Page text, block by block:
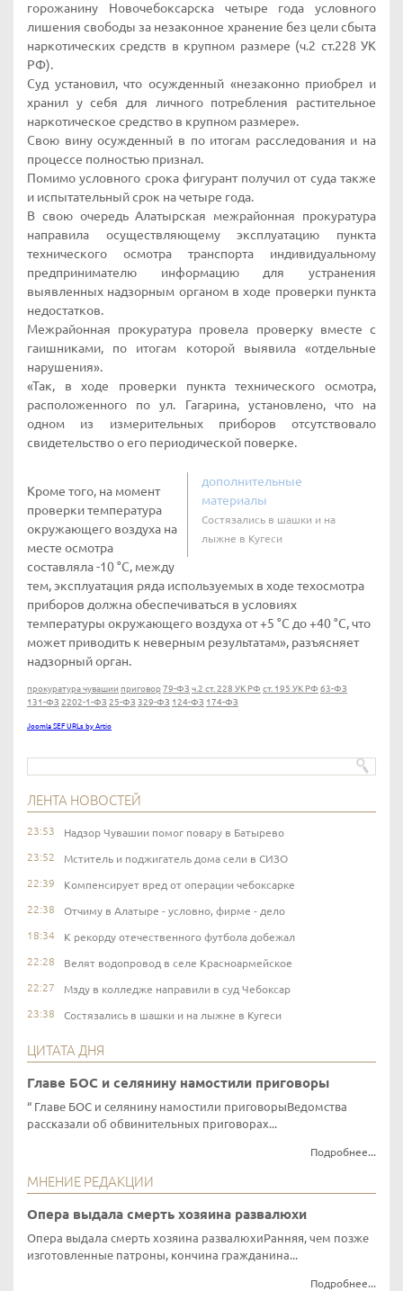
горожанину Новочебоксарска четыре года условного
лишения свободы за незаконное хранение без цели сбыта
наркотических средств в крупном размере (ч.2 ст.228 УК
РФ).
Суд установил, что осужденный «незаконно приобрел и
хранил у себя для личного потребления растительное
наркотическое средство в крупном размере».
Свою вину осужденный в по итогам расследования и на
процессе полностью признал.
Помимо условного срока фигурант получил от суда также
и испытательный срок на четыре года.
В свою очередь Алатырская межрайонная прокуратура
направила осуществляющему эксплуатацию пункта
технического осмотра транспорта индивидуальному
предпринимателю информацию для устранения
выявленных надзорным органом в ходе проверки пункта
недостатков.
Межрайонная прокуратура провела проверку вместе с
гаишниками, по итогам которой выявила «отдельные
нарушения».
«Так, в ходе проверки пункта технического осмотра,
расположенного по ул. Гагарина, установлено, что на
одном из измерительных приборов отсутствовало
свидетельство о его периодической поверке.
дополнительные
материалы
Состязались в шашки и на
лыжне в Кугеси
Кроме того, на момент
проверки температура
окружающего воздуха на
месте осмотра
составляла -10 °C, между
тем, эксплуатация ряда используемых в ходе техосмотра
приборов должна обеспечиваться в условиях
температуры окружающего воздуха от +5 °C до +40 °C, что
может приводить к неверным результатам», разъясняет
надзорный орган.
прокуратура чувашии приговор79-ФЗ ч.2 ст. 228 УК РФ ст. 195 УК РФ 63-ФЗ
131-ФЗ 2202-1-ФЗ 25-ФЗ 329-ФЗ 124-ФЗ 174-ФЗ
Joomla SEF URLs by Artio
ЛЕНТА НОВОСТЕЙ
23:53 Надзор Чувашии помог повару в Батырево
23:52 Мститель и поджигатель дома сели в СИЗО
22:39 Компенсирует вред от операции чебоксарке
22:38 Отчиму в Алатыре - условно, фирме - дело
18:34 К рекорду отечественного футбола добежал
22:28 Велят водопровод в селе Красноармейское
22:27 Мзду в колледже направили в суд Чебоксар
23:38 Состязались в шашки и на лыжне в Кугеси
ЦИТАТА ДНЯ
Главе БОС и селянину намостили приговоры
Главе БОС и селянину намостили приговорыВедомства
рассказали об обвинительных приговорах...
Подробнее...
МНЕНИЕ РЕДАКЦИИ
Опера выдала смерть хозяина развалюхи
Опера выдала смерть хозяина развалюхиРанняя, чем позже
изготовленные патроны, кончина гражданина...
Подробнее...